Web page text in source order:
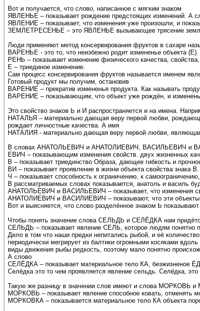
Вот и получается, что слово, написанное с мягким знаком
ЯВЛЕНЬЕ – показывает рождение предстоящих изменений. А
ЯВЛЕНИЕ – показывает, что изменения уже произошли, и
ЗЕМЛЕТРЕСЕНЬЕ – это ЯВЛЕНЬЕ вызывающее трясение
Люди применяют метод консервирования фруктов в сахаре
ВАРЕНЬЕ - это то, что неизбежно родит измененье объекта (Е).
РЕНЬ – показывает изменение физического качества,
Е – триединое изменение.
Сам процесс консервирования фруктов называется именем
Готовый продукт мы получим, остановив
ВАРЕНИЕ – прекратив измененья продукта. Как называть
ВАРЕНИЕ – показывающим, что объект уже рождён, и
Это свойство знаков Ь и И распространяется и на имена.
НАТАЛЬЯ – материально дающая веру первой любви,
рождает личностные качества. А имя
НАТАЛИЯ - материально дающая веру первой любви,
В словах АНАТОЛЬЕВИЧ и АНАТОЛИЕВИЧ, ВАСИЛЬЕВИЧ и
ЕВИЧ – показывающим изменения свойств. двух жизненных
В – показывает триединство Образа, дающее гибкость и
ВИ – показывает проявление в жизни объекта свойства знака
Ч – показывает способность к ограничению, к
В рассматриваемых словах показывается, анатоль и василь
АНАТОЛЬЕВИЧ и ВАСИЛЬЕВИЧ – показывает, что изменения
АНАТОЛИЕВИЧ и ВАСИЛИЕВИЧ – показывают, что эти
Вот и выясняется, что слово разделённое знаком Ь
Чтобы понять значение слова СЕЛЬДЬ и СЕЛЁДКА нам
СЕЛЬДЬ – показывает явление СЕЛЬ, которое людям понятно
Дело в том что наши предки непитались рыбой, и её
периодически мегрирует из балтики огромными косяками
виды движения рыбы редкость, поэтому мало понятно
А слово
СЕЛЁДКА – показывает материальное тело КА, безжизненое
Селёдка это то чем проявляется явление сельдь. Селёдка,
Такую же разницу в значении слов имеют и слова МОРКОВЬ
МОРКОВЬ – показывает явление способное ковать, отменять
МОРКОВКА – показывается материальное тело КА объекта